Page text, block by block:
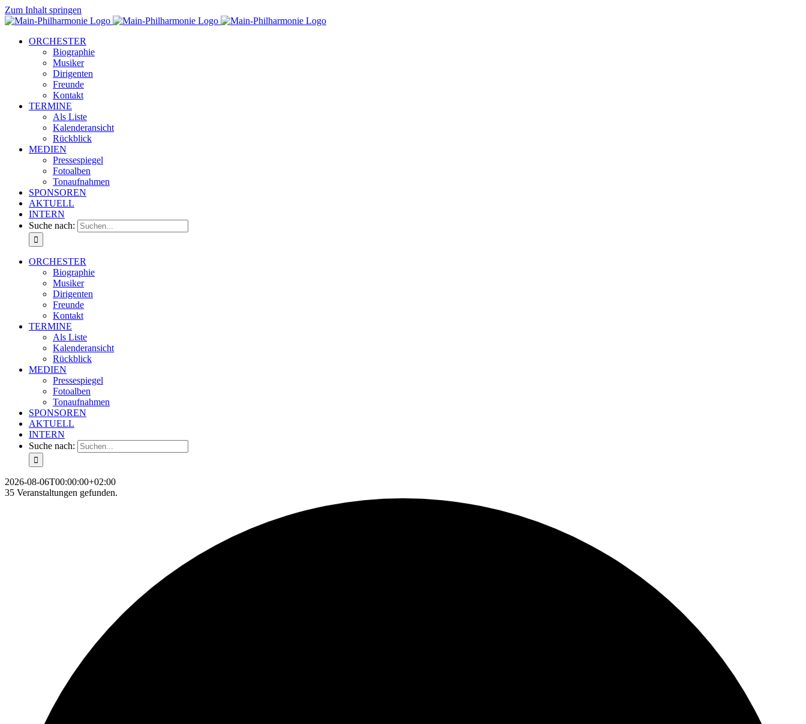
Zum Inhalt springen
ORCHESTER
Biographie
Musiker
Dirigenten
Freunde
Kontakt
TERMINE
Als Liste
Kalenderansicht
Rückblick
MEDIEN
Pressespiegel
Fotoalben
Tonaufnahmen
SPONSOREN
AKTUELL
INTERN
Suche nach:
ORCHESTER
Biographie
Musiker
Dirigenten
Freunde
Kontakt
TERMINE
Als Liste
Kalenderansicht
Rückblick
MEDIEN
Pressespiegel
Fotoalben
Tonaufnahmen
SPONSOREN
AKTUELL
INTERN
Suche nach:
2026-08-06T00:00:00+02:00
35 Veranstaltungen gefunden.